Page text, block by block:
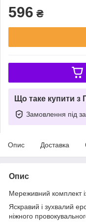
596 ₴
Що таке купити з
Замовлення під
Опис Доставка
Опис
Мереживний комплект
Яскравий і зухвалий
ніжного